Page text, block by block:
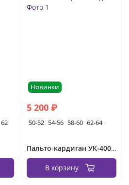
белые
62
Новинки
5 200 ₽
50-52 54-56 58-60 62-64
Пальто-кардиган УК-400-2 Фабрика Моды
В корзину